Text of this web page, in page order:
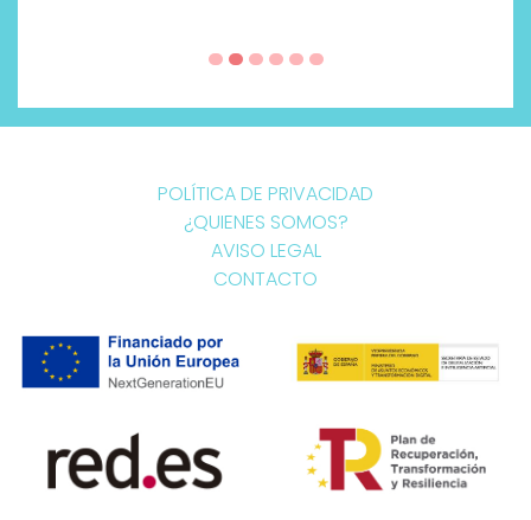
POLÍTICA DE PRIVACIDAD
¿QUIENES SOMOS?
AVISO LEGAL
CONTACTO